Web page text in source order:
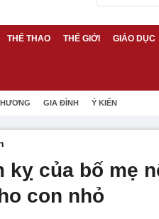
THỂ THAO THẾ GIỚI GIÁO DỤC
GIA ĐÌNH Ý KIẾN
kỵ của bố mẹ
con nhỏ